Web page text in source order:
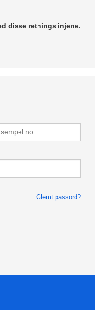
disse retningslinjene.
Glemt passord?